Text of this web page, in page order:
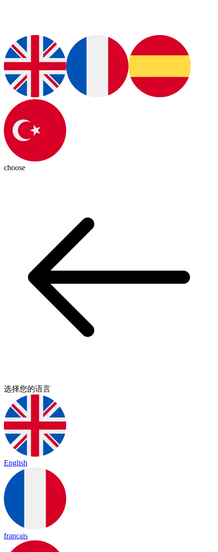
choose
选择您的语言
English
français